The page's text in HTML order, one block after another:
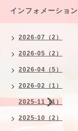
インフォメーション
2026-07（2）
2026-05（2）
2026-04（5）
2026-02（1）
2025-11（1）
2025-10（2）